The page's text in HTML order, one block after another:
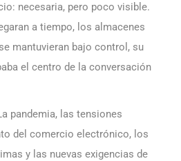
necesaria, pero poco visible.
a tiempo, los almacenes
mantuvieran bajo control, su
el centro de la conversación
pandemia, las tensiones
del comercio electrónico, los
y las nuevas exigencias de